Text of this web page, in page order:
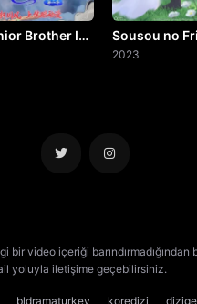
Brother Is
Sousou no
2023
video içeriği
yoluyla iletişime geçebilirsiniz.
bldramaturkey koredizi